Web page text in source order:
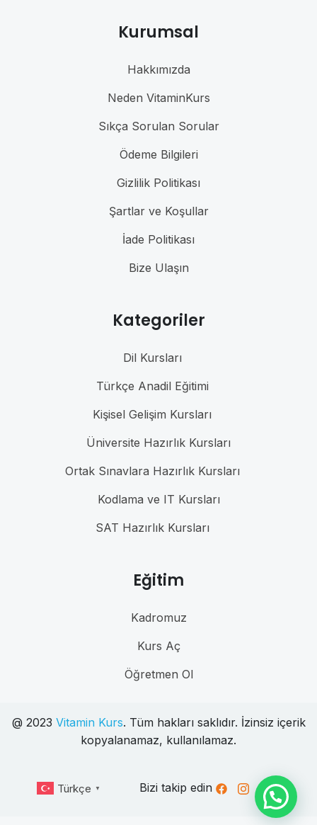
Kurumsal
Hakkımızda
Neden VitaminKurs
Sıkça Sorulan Sorular
Ödeme Bilgileri
Gizlilik Politikası
Şartlar ve Koşullar
İade Politikası
Bize Ulaşın
Kategoriler
Dil Kursları
Türkçe Anadil Eğitimi
Kişisel Gelişim Kursları
Üniversite Hazırlık Kursları
Ortak Sınavlara Hazırlık Kursları
Kodlama ve IT Kursları
SAT Hazırlık Kursları
Eğitim
Kadromuz
Kurs Aç
Öğretmen Ol
@ 2023 Vitamin Kurs. Tüm hakları saklıdır. İzinsiz içerik
kopyalanamaz, kullanılamaz.
Türkçe ▼ Bizi takip edin